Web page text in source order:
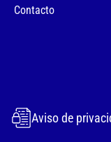
Contacto
Aviso de